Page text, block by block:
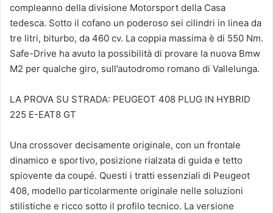
compleanno della divisione Motorsport della Casa
tedesca. Sotto il cofano un poderoso sei cilindri in linea da
tre litri, biturbo, da 460 cv. La coppia massima è di 550 Nm.
Safe-Drive ha avuto la possibilità di provare la nuova Bmw
M2 per qualche giro, sull’autodromo romano di Vallelunga.
LA PROVA SU STRADA: PEUGEOT 408 PLUG IN HYBRID
225 E-EAT8 GT
Una crossover decisamente originale, con un frontale
dinamico e sportivo, posizione rialzata di guida e tetto
spiovente da coupé. Questi i tratti essenziali di Peugeot
408, modello particolarmente originale nelle soluzioni
stilistiche e ricco sotto il profilo tecnico. La versione